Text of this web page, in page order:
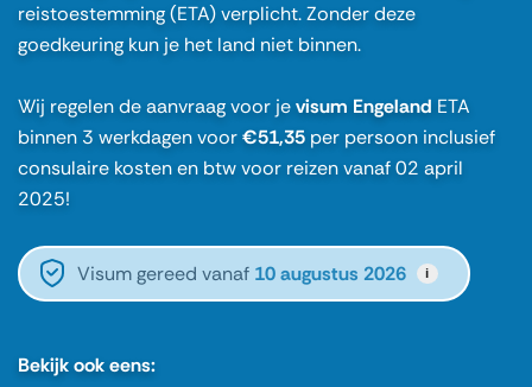
reistoestemming (ETA) verplicht. Zonder deze
goedkeuring kun je het land niet binnen.
Wij regelen de aanvraag voor jevisum Engeland ETA
binnen 3 werkdagen voor€51,35 per persoon inclusief
consulaire kosten en btw voor reizen vanaf 02 april
2025!
Visum gereed vanaf 10 augustus 2026 i
Bekijk ook eens: